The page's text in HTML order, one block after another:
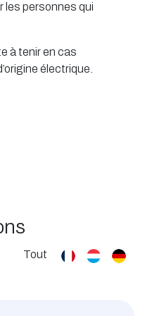
les personnes qui
à tenir en cas
électrique.
Tout